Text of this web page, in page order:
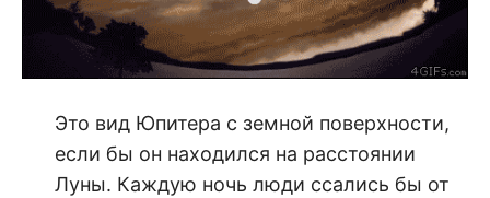
Это вид Юпитера с земной поверхности,
если бы он находился на расстоянии
Луны. Каждую ночь люди ссались бы от